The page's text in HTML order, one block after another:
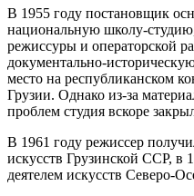
В 1955 году постановщик
национальную школу-
режиссуры и операторской
документально-
место на республиканском
Грузии. Однако из-за
проблем студия вскоре
В 1961 году режиссер
искусств Грузинской ССР, в
деятелем искусств Северо-